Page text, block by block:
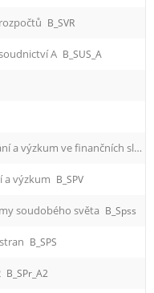
B_SVR
A B_SUS_A
B_SPVFi Sociologické poznání a výzkum ve finančních službách
a výzkum B_SPV
soudobého světa B_Spss
B_SPS
B_SPr_A2